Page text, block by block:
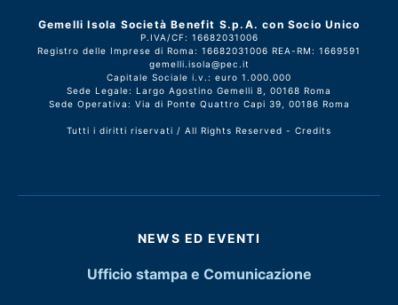
Gemelli Isola Società Benefit S.p.A. con Socio Unico
P.IVA/CF: 16682031006
Registro delle Imprese di Roma: 16682031006 REA-RM: 1669591
gemelli.isola@pec.it
Capitale Sociale i.v.: euro 1.000.000
Sede Legale: Largo Agostino Gemelli 8, 00168 Roma
Sede Operativa: Via di Ponte Quattro Capi 39, 00186 Roma
Tutti i diritti riservati / All Rights Reserved - Credits
NEWS ED EVENTI
Ufficio stampa e Comunicazione